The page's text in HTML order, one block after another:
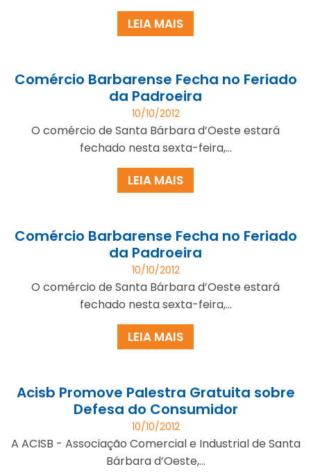
LEIA MAIS
Comércio Barbarense Fecha no Feriado
da Padroeira
10/10/2012
O comércio de Santa Bárbara d’Oeste estará
fechado nesta sexta-feira,...
LEIA MAIS
Comércio Barbarense Fecha no Feriado
da Padroeira
10/10/2012
O comércio de Santa Bárbara d’Oeste estará
fechado nesta sexta-feira,...
LEIA MAIS
Acisb Promove Palestra Gratuita sobre
Defesa do Consumidor
10/10/2012
A ACISB - Associação Comercial e Industrial de Santa
Bárbara d’Oeste,...